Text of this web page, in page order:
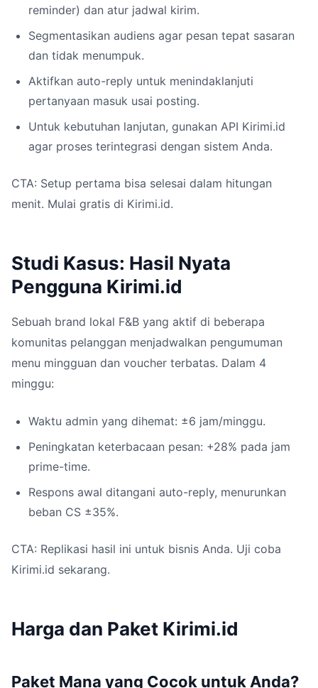
reminder) dan atur jadwal kirim.
Segmentasikan audiens agar pesan tepat sasaran
dan tidak menumpuk.
Aktifkan auto-reply untuk menindaklanjuti
pertanyaan masuk usai posting.
Untuk kebutuhan lanjutan, gunakan API Kirimi.id
agar proses terintegrasi dengan sistem Anda.
CTA: Setup pertama bisa selesai dalam hitungan
menit. Mulai gratis di Kirimi.id.
Studi Kasus: Hasil Nyata
Pengguna Kirimi.id
Sebuah brand lokal F&B yang aktif di beberapa
komunitas pelanggan menjadwalkan pengumuman
menu mingguan dan voucher terbatas. Dalam 4
minggu:
Waktu admin yang dihemat: ±6 jam/minggu.
Peningkatan keterbacaan pesan: +28% pada jam
prime-time.
Respons awal ditangani auto-reply, menurunkan
beban CS ±35%.
CTA: Replikasi hasil ini untuk bisnis Anda. Uji coba
Kirimi.id sekarang.
Harga dan Paket Kirimi.id
Paket Mana yang Cocok untuk Anda?